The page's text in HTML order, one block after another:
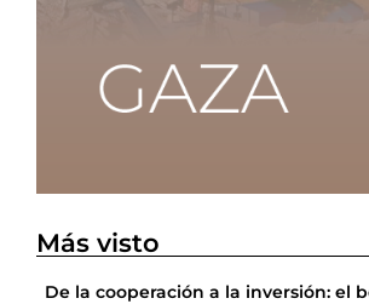
Más visto
De la cooperación a la inversión: el